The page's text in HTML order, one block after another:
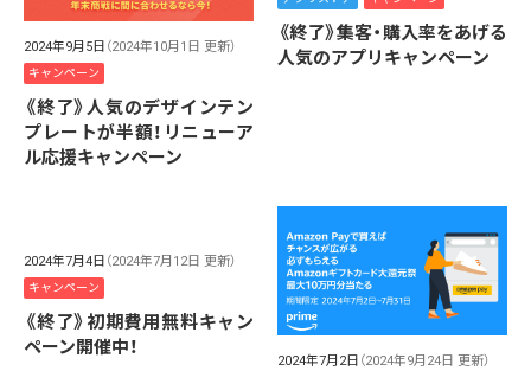
2024年9月5日 （2024年10月1日 更新）
キャンペーン
《終了》人気のデザインテン
プレートが半額！リニューア
ル応援キャンペーン
《終了》集客・購入率をあげる
人気のアプリキャンペーン
2024年7月4日 （2024年7月12日 更新）
キャンペーン
《終了》初期費用無料キャン
ペーン開催中！
2024年7月2日 （2024年9月24日 更新）